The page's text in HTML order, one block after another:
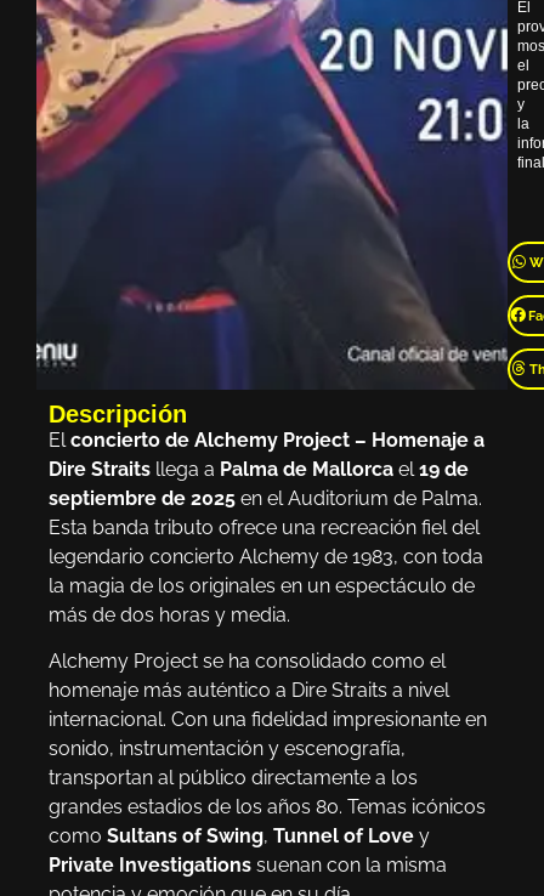
El
el
y
la
Descripción
El concierto de Alchemy Project – Homenaje a
Dire Straits llega a Palma de Mallorca el 19 de
septiembre de 2025 en el Auditorium de Palma.
Esta banda tributo ofrece una recreación fiel del
legendario concierto Alchemy de 1983, con toda
la magia de los originales en un espectáculo de
más de dos horas y media.
Alchemy Project se ha consolidado como el
homenaje más auténtico a Dire Straits a nivel
internacional. Con una fidelidad impresionante en
sonido, instrumentación y escenografía,
transportan al público directamente a los
grandes estadios de los años 80. Temas icónicos
como Sultans of Swing, Tunnel of Love y
Private Investigations suenan con la misma